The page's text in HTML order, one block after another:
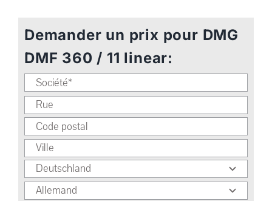
Demander un prix pour DMG
DMF 360 / 11 linear: